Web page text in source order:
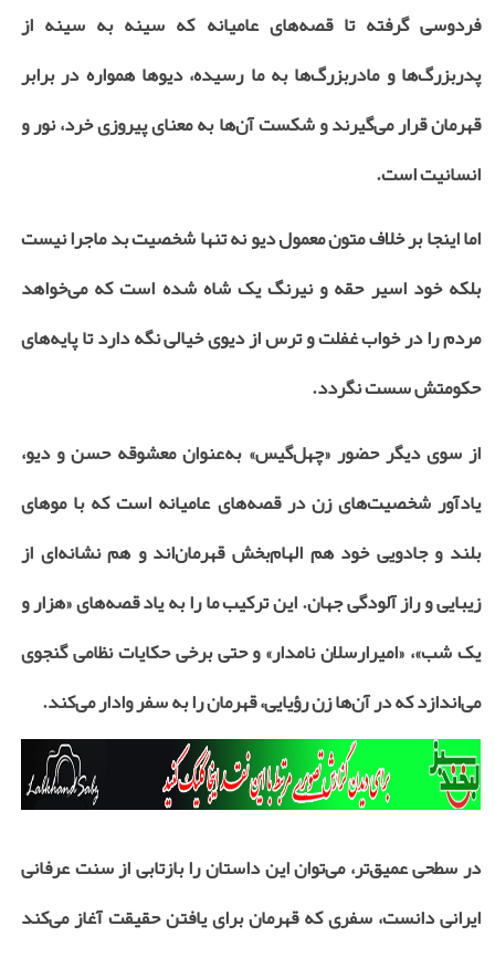
فردوسی گرفته تا قصه‌های عامیانه‌ که سینه به سینه از
پدربزرگ‌ها و مادربزرگ‌ها به ما رسیده، دیوها همواره در برابر
قهرمان قرار می‌گیرند و شکست آن‌ها به معنای پیروزی خرد، نور و
انسانیت است.
اما اینجا بر خلاف متون معمول دیو نه تنها شخصیت بد ماجرا نیست
بلکه خود اسیر حقه و نیرنگ یک شاه شده است که می‌خواهد
مردم را در خواب غفلت و ترس از دیوی خیالی نگه دارد تا پایه‌های
حکومتش سست نگردد.
از سوی دیگر حضور «چهل‌گیس» به‌عنوان معشوقه‌ حسن و دیو،
یادآور شخصیت‌های زن در قصه‌های عامیانه است که با موهای
بلند و جادویی خود هم الهام‌بخش قهرمان‌اند و هم نشانه‌ای از
زیبایی و راز آلودگی جهان. این ترکیب ما را به یاد قصه‌های «هزار و
یک شب»، «امیرارسلان نامدار» و حتی برخی حکایات نظامی گنجوی
می‌اندازد که در آن‌ها زن رؤیایی، قهرمان را به سفر وادار می‌کند.
در سطحی عمیق‌تر، می‌توان این داستان را بازتابی از سنت عرفانی
ایرانی دانست، سفری که قهرمان برای یافتن حقیقت آغاز می‌کند